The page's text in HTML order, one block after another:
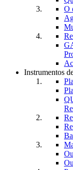
O
Instrumentos